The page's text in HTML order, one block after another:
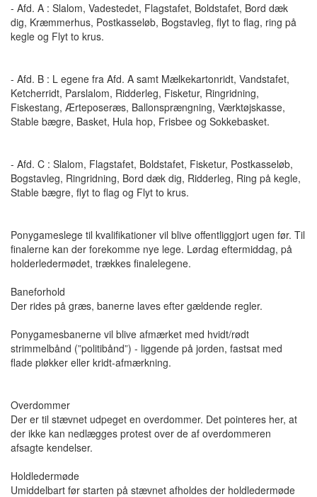
- Afd. A : Slalom, Vadestedet, Flagstafet, Boldstafet, Bord dæk
dig, Kræmmerhus, Postkasseløb, Bogstavleg, flyt to flag, ring på
kegle og Flyt to krus.
- Afd. B : L egene fra Afd. A samt Mælkekartonridt, Vandstafet,
Ketcherridt, Parslalom, Ridderleg, Fisketur, Ringridning,
Fiskestang, Ærteposeræs, Ballonsprængning, Værktøjskasse,
Stable bægre, Basket, Hula hop, Frisbee og Sokkebasket.
- Afd. C : Slalom, Flagstafet, Boldstafet, Fisketur, Postkasseløb,
Bogstavleg, Ringridning, Bord dæk dig, Ridderleg, Ring på kegle,
Stable bægre, flyt to flag og Flyt to krus.
Ponygameslege til kvalifikationer vil blive offentliggjort ugen før. Til
finalerne kan der forekomme nye lege. Lørdag eftermiddag, på
holderledermødet, trækkes finalelegene.
Baneforhold
Der rides på græs, banerne laves efter gældende regler.
Ponygamesbanerne vil blive afmærket med hvidt/rødt
strimmelbånd (”politibånd”) - liggende på jorden, fastsat med
flade pløkker eller kridt-afmærkning.
Overdommer
Der er til stævnet udpeget en overdommer. Det pointeres her, at
der ikke kan nedlægges protest over de af overdommeren
afsagte kendelser.
Holdledermøde
Umiddelbart før starten på stævnet afholdes der holdledermøde